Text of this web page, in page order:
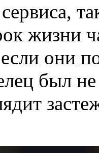
жизни
они
был